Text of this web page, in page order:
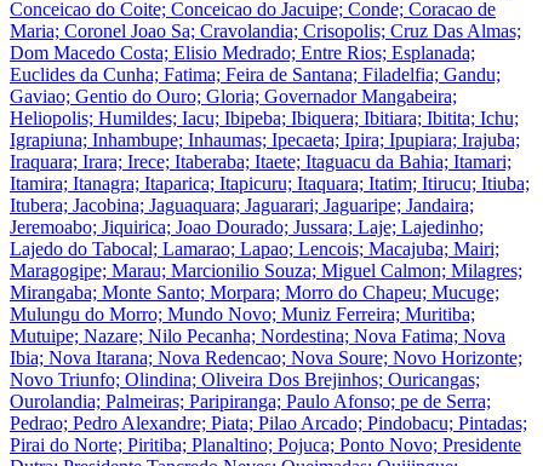
Conceicao do Coite; Conceicao do Jacuipe; Conde; Coracao de
Maria; Coronel Joao Sa; Cravolandia; Crisopolis; Cruz Das Almas;
Dom Macedo Costa; Elisio Medrado; Entre Rios; Esplanada;
Euclides da Cunha; Fatima; Feira de Santana; Filadelfia; Gandu;
Gaviao; Gentio do Ouro; Gloria; Governador Mangabeira;
Heliopolis; Humildes; Iacu; Ibipeba; Ibiquera; Ibitiara; Ibitita; Ichu;
Igrapiuna; Inhambupe; Inhaumas; Ipecaeta; Ipira; Ipupiara; Irajuba;
Iraquara; Irara; Irece; Itaberaba; Itaete; Itaguacu da Bahia; Itamari;
Itamira; Itanagra; Itaparica; Itapicuru; Itaquara; Itatim; Itirucu; Itiuba;
Itubera; Jacobina; Jaguaquara; Jaguarari; Jaguaripe; Jandaira;
Jeremoabo; Jiquirica; Joao Dourado; Jussara; Laje; Lajedinho;
Lajedo do Tabocal; Lamarao; Lapao; Lencois; Macajuba; Mairi;
Maragogipe; Marau; Marcionilio Souza; Miguel Calmon; Milagres;
Mirangaba; Monte Santo; Morpara; Morro do Chapeu; Mucuge;
Mulungu do Morro; Mundo Novo; Muniz Ferreira; Muritiba;
Mutuipe; Nazare; Nilo Pecanha; Nordestina; Nova Fatima; Nova
Ibia; Nova Itarana; Nova Redencao; Nova Soure; Novo Horizonte;
Novo Triunfo; Olindina; Oliveira Dos Brejinhos; Ouricangas;
Ourolandia; Palmeiras; Paripiranga; Paulo Afonso; pe de Serra;
Pedrao; Pedro Alexandre; Piata; Pilao Arcado; Pindobacu; Pintadas;
Pirai do Norte; Piritiba; Planaltino; Pojuca; Ponto Novo; Presidente